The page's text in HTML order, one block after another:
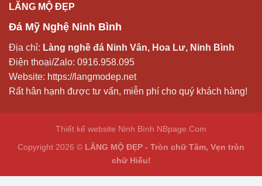
LĂNG MỘ ĐẸP
Đá Mỹ Nghệ Ninh Bình
Địa chỉ: Làng nghề đá Ninh Vân, Hoa Lư, Ninh Bình
Điện thoại/Zalo: 0916.958.095
Website: https://langmodep.net
Rất hân hạnh được tư vấn, miễn phí cho quý khách hàng!
Thiết kế website Ninh Bình NBpage.Com
Copyright 2026 © LĂNG MỘ ĐẸP - Tròn chữ Tâm, Vẹn tròn
chữ Hiếu!